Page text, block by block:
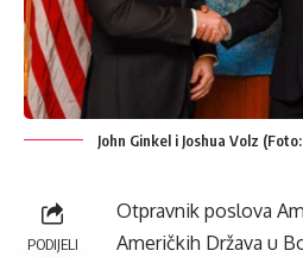
John Ginkel i Joshua Volz
PODIJELI
Otpravnik poslova
Američkih Država u